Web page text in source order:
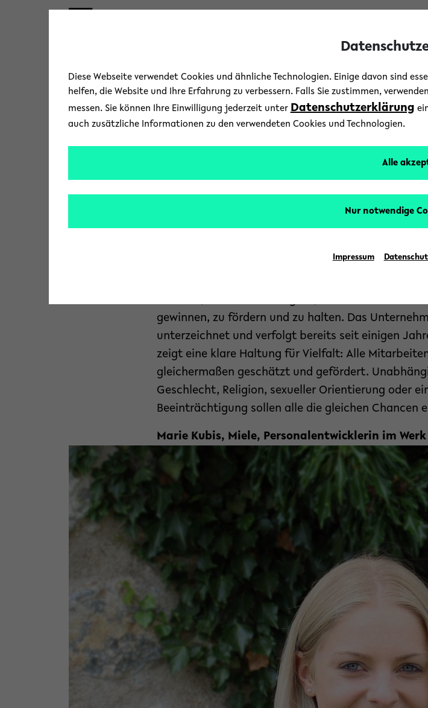
Skip to main content
« Zurück zur Übersicht
Campus/
Diversität in
Text: Universität
World Café am 28. Mai Studierende mit
gewinnen, zu fördern und zu halten. Das
unterzeichnet und verfolgt bereits seit einigen
zeigt eine klare Haltung für Vielfalt: Alle
gleichermaßen geschätzt und gefördert.
Geschlecht, Religion, sexueller Orientierung oder
Beeinträchtigung sollen alle die gleichen Chancen
Marie Kubis, Miele, Personalentwicklerin im
Diese Webseite verwendet Cookies und ähnliche Technologien. Einige davon sind
helfen, die Website und Ihre Erfahrung zu verbessern. Falls Sie zustimmen,
messen. Sie können Ihre Einwilligung jederzeit unter Datenschutzerklärung
auch zusätzliche Informationen zu den verwendeten Cookies und Technologien.
Alle
Nur notwendige
Impressum